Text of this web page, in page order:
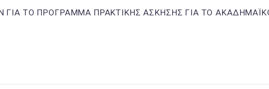
ΓΙΑ ΤΟ ΠΡΟΓΡΑΜΜΑ ΠΡΑΚΤΙΚΗΣ ΑΣΚΗΣΗΣ ΓΙΑ ΤΟ